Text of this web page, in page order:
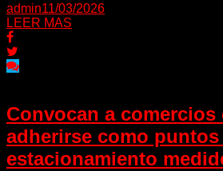
admin11/03/2026
LEER MAS
Convocan a comercios
adherirse como puntos
estacionamiento